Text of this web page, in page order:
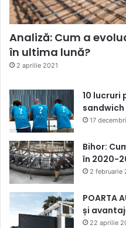
Analiză: Cum a
în ultima lună?
2 aprilie 2021
10 lucruri
sandwich
17
Bihor:
în 2020-
2 februarie
POARTA
și
22 aprilie